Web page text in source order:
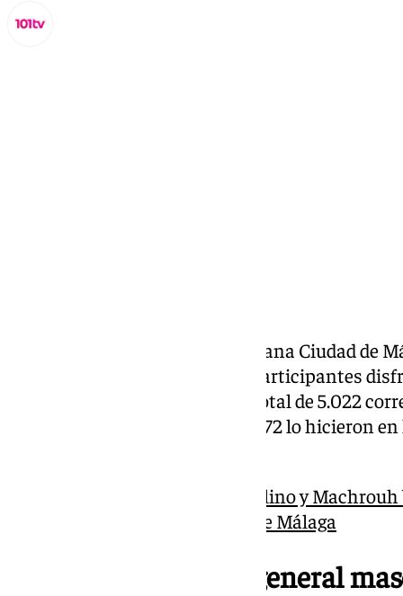
La 45ª edición de la Carrera Urbana Ciudad de
memorable con más de 7.500 participantes
meteorológicas perfectas. Un total de 5.022
10 kilómetros, mientras que 2.572 lo hicieron
Un nuevo campeón masculino y
año en la Carrera Urbana de Málaga
Top 10 clasificación general